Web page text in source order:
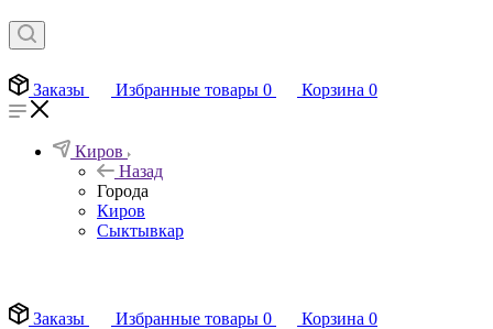
Заказы Избранные товары 0 Корзина 0
Киров
Назад
Города
Киров
Сыктывкар
Заказы
Избранные товары 0 Корзина 0